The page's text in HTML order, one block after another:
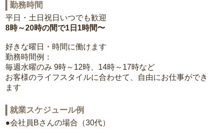
勤務時間
平日・土日祝日いつでも歓迎
8時～20時の間で1日1時間〜
好きな曜日・時間に働けます
勤務時間例：
毎週水曜のみ 9時～12時、14時～17時など
お客様のライフスタイルに合わせて、自由にお仕事ができ
ます
就業スケジュール例
●会社員Bさんの場合（30代）